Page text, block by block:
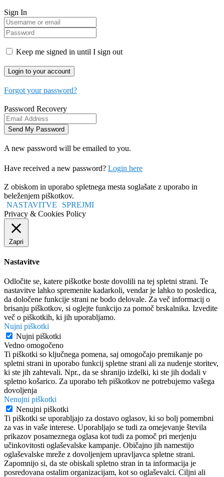
Sign In
Keep me signed in until I sign out
Forgot your password?
Password Recovery
A new password will be emailed to you.
Have received a new password? Login here
Z obiskom in uporabo spletnega mesta soglašate z uporabo in
beleženjem piškotkov.
NASTAVITVE
SPREJMI
Privacy & Cookies Policy
Zapri
Nastavitve
Odločite se, katere piškotke boste dovolili na tej spletni strani. Te
nastavitve lahko spremenite kadarkoli, vendar je lahko to posledica,
da določene funkcije strani ne bodo delovale. Za več informacij o
brisanju piškotkov, si oglejte funkcijo za pomoč brskalnika. Izvedite
več o piškotkih, ki jih uporabljamo.
Nujni piškotki
Nujni piškotki
Vedno omogočeno
Ti piškotki so ključnega pomena, saj omogočajo premikanje po
spletni strani in uporabo funkcij spletne strani ali za nudenje storitev,
ki ste jih zahtevali. Npr., da se shranijo izdelki, ki ste jih dodali v
spletno košarico. Za uporabo teh piškotkov ne potrebujemo vašega
dovoljenja
Nenujni piškotki
Nenujni piškotki
Ti piškotki se uporabljajo za dostavo oglasov, ki so bolj pomembni
za vas in vaše interese. Uporabljajo se tudi za omejevanje števila
prikazov posameznega oglasa kot tudi za pomoč pri merjenju
učinkovitosti oglaševalske kampanje. Običajno jih namestijo
oglaševalske mreže z dovoljenjem upravljavca spletne strani.
Zapomnijo si, da ste obiskali spletno stran in ta informacija je
posredovana ostalim organizacijam, kot so oglaševalci. Ciljni ali